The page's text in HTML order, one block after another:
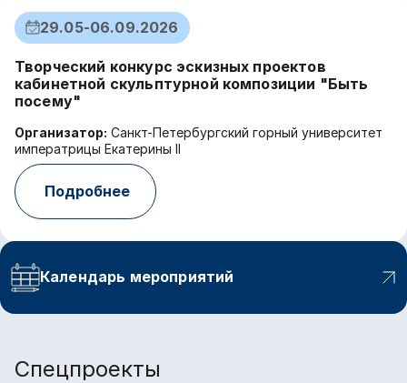
29.05-06.09.2026
Творческий конкурс эскизных проектов
кабинетной скульптурной композиции "Быть
посему"
Организатор: Санкт-Петербургский горный университет
императрицы Екатерины II
Подробнее
Календарь мероприятий
Спецпроекты